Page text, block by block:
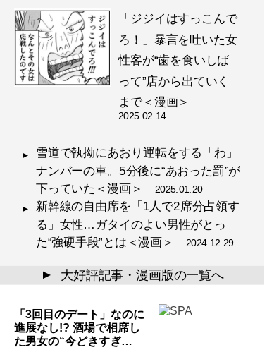
「ジジイはすっこんで
ろ！」暴言を吐いた女
性客が“歯を食いしば
って”店から出ていく
まで＜漫画＞
2025.02.14
雪道で執拗にあおり運転をする「わ」
ナンバーの車。5分後に“あおった罰”が
下っていた＜漫画＞ 2025.01.20
新幹線の自由席を「1人で2席分占領す
る」女性…ガタイのよい男性がとっ
た“強硬手段”とは＜漫画＞ 2024.12.29
▲ 大好評記事・漫画版の一覧へ
「3回目のデート」なのに
進展なし!? 酒場で相席し
た男女の“今どきすぎ…